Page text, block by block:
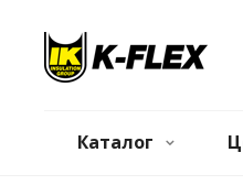
Каталог